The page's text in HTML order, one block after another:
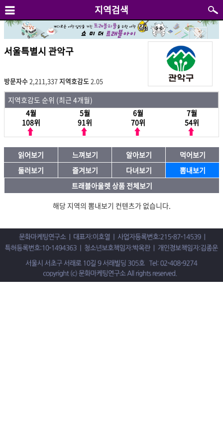
지역검색
서울특별시 관악구
방문자수2,211,337지역호감도2.05
지역호감도 순위 (최근 4개월)
4월
108위
5월
91위
6월
70위
7월
54위
읽어보기 느껴보기 알아보기
먹어보기
둘러보기
즐겨보기 다녀보기
뽐내보기
트래블아울렛 상품 전체보기
해당 지역의 뽐내보기 컨텐츠가 없습니다.